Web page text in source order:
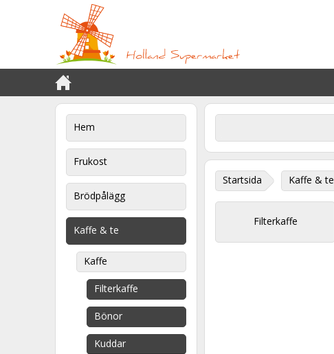
Hem
Frukost
Brödpålägg
Kaffe & te
Kaffe
Filterkaffe
Bönor
Kuddar
Startsida Kaffe & te
Filterkaffe